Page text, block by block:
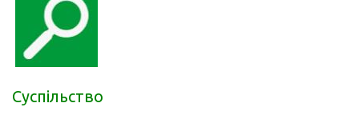
Суспільство